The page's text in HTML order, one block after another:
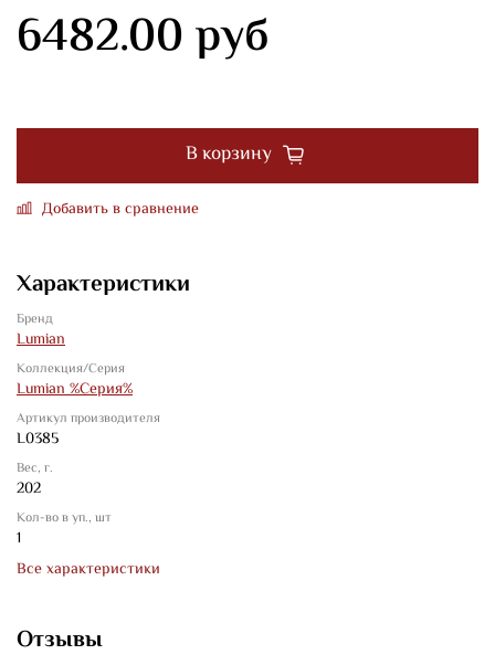
6482.00 руб
В корзину
Добавить в сравнение
Характеристики
Бренд
Lumian
Коллекция/Серия
Lumian %Серия%
Артикул производителя
L0385
Вес, г.
202
Кол-во в уп., шт
1
Все характеристики
Отзывы